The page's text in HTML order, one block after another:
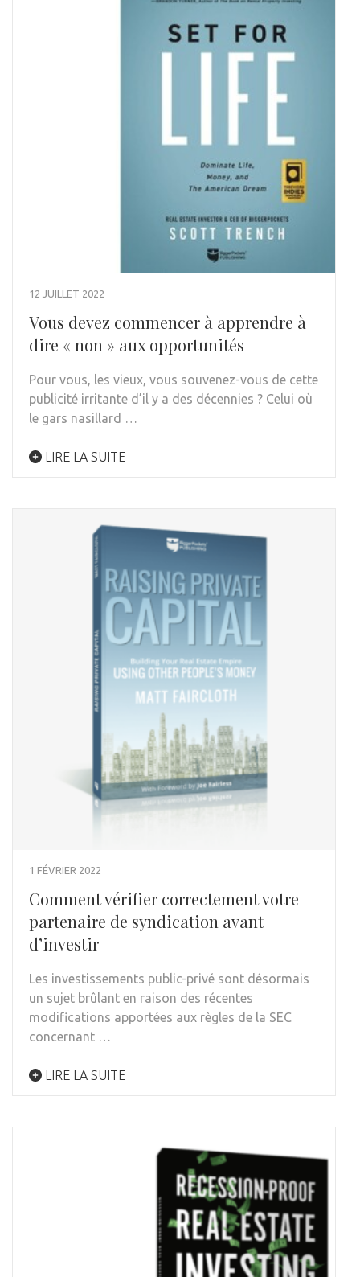
12 JUILLET 2022
Vous devez commencer à apprendre à
dire « non » aux opportunités
Pour vous, les vieux, vous souvenez-vous de cette
publicité irritante d’il y a des décennies ? Celui où
le gars nasillard …
LIRE LA SUITE
1 FÉVRIER 2022
Comment vérifier correctement votre
partenaire de syndication avant
d’investir
Les investissements public-privé sont désormais
un sujet brûlant en raison des récentes
modifications apportées aux règles de la SEC
concernant …
LIRE LA SUITE